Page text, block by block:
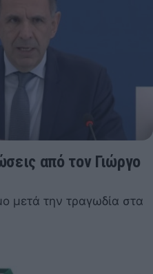
από τον Γιώργο
μετά την τραγωδία στα